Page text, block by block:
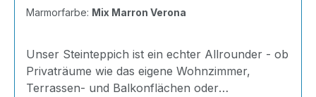
Marmorfarbe: Mix Marron Verona
Unser Steinteppich ist ein echter Allrounder - ob
Privaträume wie das eigene Wohnzimmer,
Terrassen- und Balkonflächen oder